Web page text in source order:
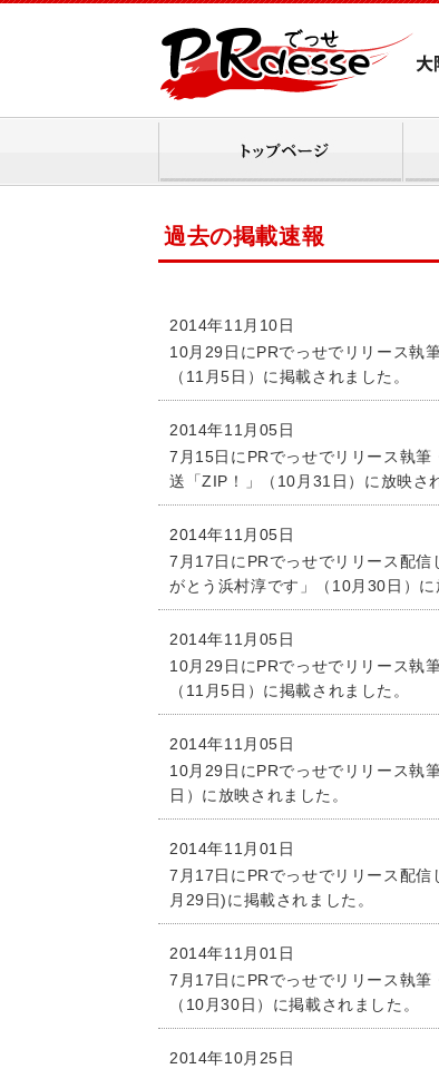
過去の掲載速報
2014年11月10日
10月29日にPRでっせでリリース執
（11月5日）に掲載されました。
2014年11月05日
7月15日にPRでっせでリリース執
送「ZIP！」（10月31日）に放映さ
2014年11月05日
7月17日にPRでっせでリリース配
がとう浜村淳です」（10月30日）に
2014年11月05日
10月29日にPRでっせでリリース執
（11月5日）に掲載されました。
2014年11月05日
10月29日にPRでっせでリリース執
日）に放映されました。
2014年11月01日
7月17日にPRでっせでリリース配
月29日)に掲載されました。
2014年11月01日
7月17日にPRでっせでリリース執筆
（10月30日）に掲載されました。
2014年10月25日